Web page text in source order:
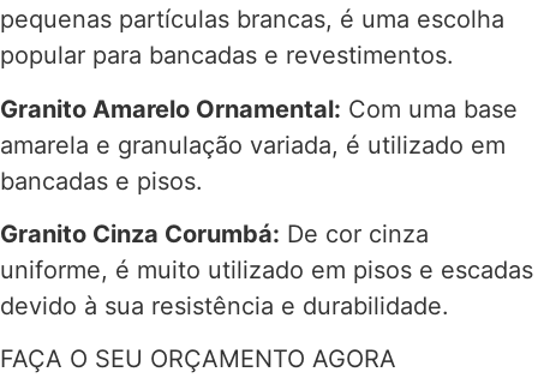
pequenas partículas brancas, é uma escolha
popular para bancadas e revestimentos.
Granito Amarelo Ornamental: Com uma base
amarela e granulação variada, é utilizado em
bancadas e pisos.
Granito Cinza Corumbá: De cor cinza
uniforme, é muito utilizado em pisos e escadas
devido à sua resistência e durabilidade.
FAÇA O SEU ORÇAMENTO AGORA